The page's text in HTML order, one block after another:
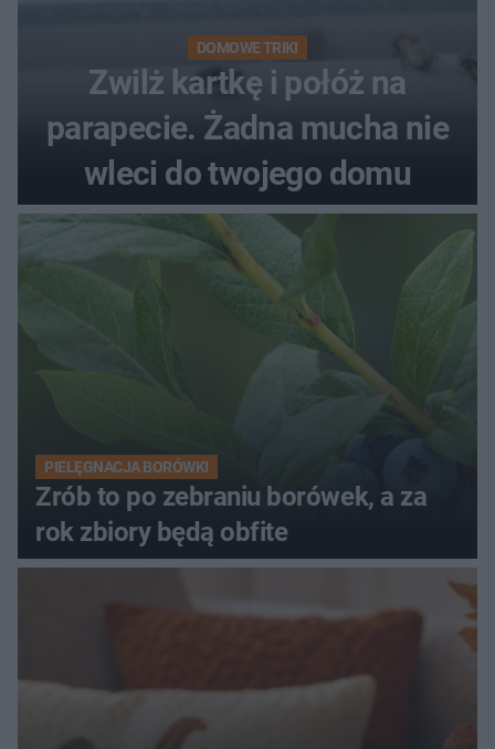
DOMOWE TRIKI
Zwilż kartkę i połóż na
parapecie. Żadna mucha nie
wleci do twojego domu
PIELĘGNACJA BORÓWKI
Zrób to po zebraniu borówek, a za
rok zbiory będą obfite